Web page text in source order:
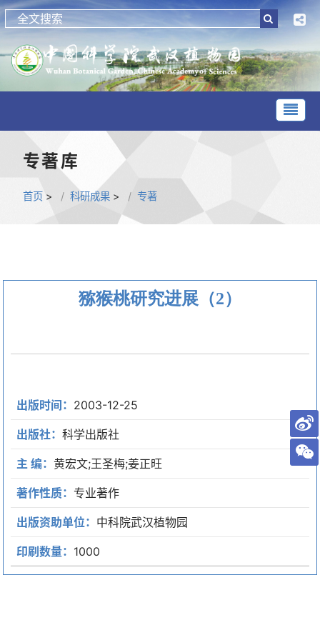
专著库
首页 > 科研成果 > 专著
猕猴桃研究进展（2）
出版时间： 2003-12-25
出版社： 科学出版社
主 编： 黄宏文;王圣梅;姜正旺
著作性质： 专业著作
出版资助单位： 中科院武汉植物园
印刷数量： 1000